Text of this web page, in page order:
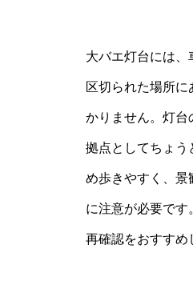
大バエ灯台には
区切られた場所
かりません。灯台
拠点としてちょう
め歩きやすく、景
に注意が必要で
再確認をおすすめ